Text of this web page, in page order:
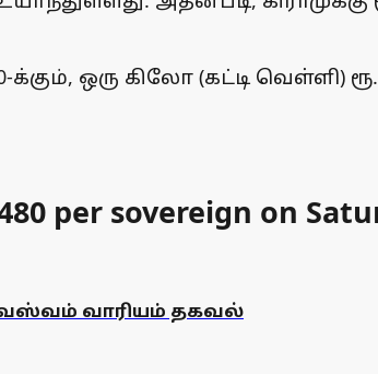
ஒரு கிலோ (கட்டி வெள்ளி)
per sovereign on
வாரியம் தகவல்